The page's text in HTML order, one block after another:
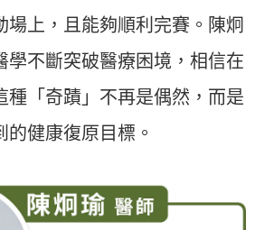
場上，且能夠順利完賽。陳炯
學不斷突破醫療困境，相信在
種「奇蹟」不再是偶然，而是
健康復原目標。